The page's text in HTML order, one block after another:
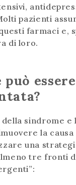
pazienti
farmaci e,
di loro.
può essere
della sindrome e
la
una
tre fronti